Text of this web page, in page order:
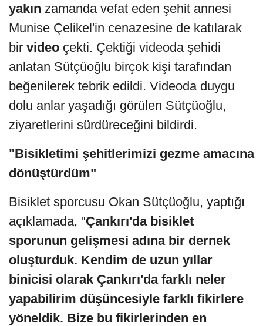
yakın zamanda vefat eden şehit annesi
Munise Çelikel'in cenazesine de katılarak
bir video çekti. Çektiği videoda şehidi
anlatan Sütçüoğlu birçok kişi tarafından
beğenilerek tebrik edildi. Videoda duygu
dolu anlar yaşadığı görülen Sütçüoğlu,
ziyaretlerini sürdüreceğini bildirdi.
"Bisikletimi şehitlerimizi gezme amacına
dönüştürdüm"
Bisiklet sporcusu Okan Sütçüoğlu, yaptığı
açıklamada, "Çankırı'da bisiklet
sporunun gelişmesi adına bir dernek
oluşturduk. Kendim de uzun yıllar
binicisi olarak Çankırı'da farklı neler
yapabilirim düşüncesiyle farklı fikirlere
yöneldik. Bize bu fikirlerinden en